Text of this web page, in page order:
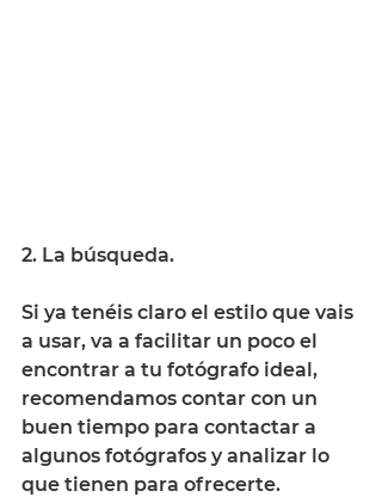
2. La búsqueda.
Si ya tenéis claro el estilo que vais
a usar, va a facilitar un poco el
encontrar a tu fotógrafo ideal,
recomendamos contar con un
buen tiempo para contactar a
algunos fotógrafos y analizar lo
que tienen para ofrecerte.